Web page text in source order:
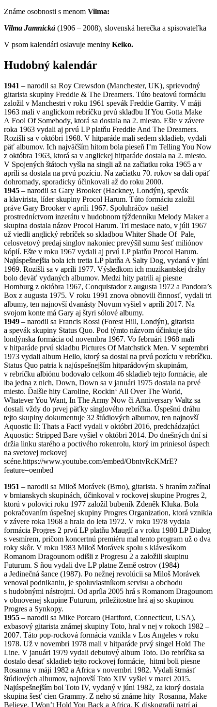
Známe osobnosti s menom Vilma:
Vilma Jamnická (1906 – 2008), slovenská herečka a spisovateľka
V psom kalendári oslavuje meniny Keiko.
Hudobný kalendár
1941 – narodil sa Roy Crewsdon (Manchester, UK), sprievodný
gitarista skupiny Freddie & The Dreamers. Túto beatovú formáciu
založil v Manchestri v roku 1961 spevák Freddie Garrity. V máji
1963 mali v anglickom rebríčku prvú skladbu If You Gotta Make
A Fool Of Somebody, ktorá sa dostala na 2. miesto. Ešte v závere
roka 1963 vydali aj prvú LP platňu Freddie And The Dreamers.
Rozišli sa v októbri 1968. V hitparáde mali sedem skladieb, vydali
päť albumov. Ich najväčším hitom bola pieseň I’m Telling You Now
z októbra 1963, ktorá sa v anglickej hitparáde dostala na 2. miesto.
V Spojených štátoch vyšla na singli až na začiatku roka 1965 a v
apríli sa dostala na prvú pozíciu. Na začiatku 70. rokov sa dali opäť
dohromady, sporadicky účinkovali až do roku 2000.
1945 – narodil sa Gary Brooker (Hackney, Londýn), spevák
a klavirista, líder skupiny Procol Harum. Túto formáciu založil
práve Gary Brooker v apríli 1967. Spoluhráčov našiel
prostredníctvom inzerátu v hudobnom týždenníku Melody Maker a
skupina dostala názov Procol Harum. Tri mesiace nato, v júli 1967
už viedli anglický rebríček so skladbou Whiter Shade Of Pale,
celosvetový predaj singlov nakoniec prevýšil sumu šesť miliónov
kópií. Ešte v roku 1967 vydali aj prvú LP platňu Procol Harum.
Najúspešnejšia bola ich tretia LP platňa A Salty Dog, vydaná v júni
1969. Rozišli sa v apríli 1977. Výsledkom ich muzikantskej dráhy
bolo deväť vydaných albumov. Medzi hity patrili aj piesne
Homburg z októbra 1967, Conquistador z augusta 1972 a Pandora’s
Box z augusta 1975. V roku 1991 znova obnovili činnosť, vydali tri
albumy, ten najnovší dvanásty Novum vyšiel v apríli 2017. Na
svojom konte má Gary aj štyri sólové albumy.
1949 – narodil sa Francis Rossi (Forest Hill, Londýn), gitarista
a spevák skupiny Status Quo. Pod týmto názvom účinkuje táto
londýnska formácia od novembra 1967. Vo februári 1968 mali
v hitparáde prvú skladbu Pictures Of Matchstick Men. V septembri
1973 vydali album Hello, ktorý sa dostal na prvú pozíciu v rebríčku.
Status Quo patria k najúspešnejším hitparádovým skupinám,
v rebríčku albiónu bodovalo celkom 46 skladieb tejto formácie, ale
iba jedna z nich, Down, Down sa v januári 1975 dostala na prvé
miesto. Ďalšie hity Caroline, Rockin‘ All Over The World,
Whatever You Want, In The Army Now či Anniversary Waltz sa
dostali vždy do prvej päťky singlového rebríčka. Úspešnú dráhu
tejto skupiny dokumentuje 32 štúdiových albumov, ten najnovší
Aquostic II: Thats a Fact! vydali v októbri 2016, predchádzajúci
Aquostic: Stripped Bare vyšiel v októbri 2014. Do dnešných dní si
držia linku starého a poctivého rokenrolu, ktorý im priniesol úspech
na svetovej rockovej
scéne.https://www.youtube.com/embed/ObntvRcKMrE?
feature=oembed
1951 – narodil sa Miloš Morávek (Brno), gitarista. S hraním začínal
v brnianskych skupinách, účinkoval v rockovej skupine Progres 2,
ktorú v polovici roku 1977 založil bubeník Zdeněk Kluka. Bola
pokračovaním úspešnej skupiny Progres Organization, ktorá vznikla
v závere roka 1968 a hrala do leta 1972. V roku 1978 vydala
formácia Progres 2 prvú LP platňu Mauglí a v roku 1980 LP Dialog
s vesmírem, pričom koncertnú premiéru mal tento program už o dva
roky skôr. V roku 1983 Miloš Morávek spolu s klávesákom
Romanom Dragounom odišli z Progresu 2 a založili skupinu
Futurum. S ňou vydali dve LP platne Země ostrov (1984)
a Jedinečná šance (1987). Po nežnej revolúcii sa Miloš Morávek
venoval podnikaniu, je spoluvlastníkom servisu a obchodu
s hudobnými nástrojmi. Od apríla 2005 hrá s Romanom Dragounom
v obnovenej skupine Futurum, príležitostne hrá aj so skupinou
Progres a Synkopy.
1955 – narodil sa Mike Porcaro (Hartford, Connecticut, USA),
exbasový gitarista známej skupiny Toto, hral v nej v rokoch 1982 –
2007. Táto pop-rocková formácia vznikla v Los Angeles v roku
1978. Už v novembri 1978 mali v hitparáde prvý singel Hold The
Line. V januári 1979 vydali debutový album Toto. Do rebríčka sa
dostalo desať skladieb tejto rockovej formácie, hitmi boli piesne
Rosanna v máji 1982 a Africa v novembri 1982. Vydali štrnásť
štúdiových albumov, najnovší Toto XIV vyšiel v marci 2015.
Najúspešnejším bol Toto IV, vydaný v júni 1982, za ktorý dostala
skupina šesť cien Grammy. Z neho sú známe hity Rosanna, Make
Believe, I Won’t Hold You Back a Africa. K diskografii patrí aj